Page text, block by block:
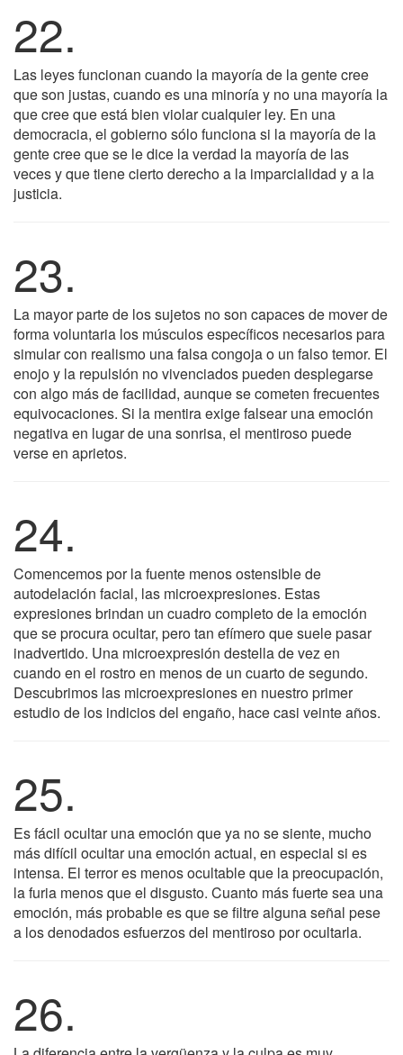
22.
Las leyes funcionan cuando la mayoría de la gente cree
que son justas, cuando es una minoría y no una mayoría la
que cree que está bien violar cualquier ley. En una
democracia, el gobierno sólo funciona si la mayoría de la
gente cree que se le dice la verdad la mayoría de las
veces y que tiene cierto derecho a la imparcialidad y a la
justicia.
23.
La mayor parte de los sujetos no son capaces de mover de
forma voluntaria los músculos específicos necesarios para
simular con realismo una falsa congoja o un falso temor. El
enojo y la repulsión no vivenciados pueden desplegarse
con algo más de facilidad, aunque se cometen frecuentes
equivocaciones. Si la mentira exige falsear una emoción
negativa en lugar de una sonrisa, el mentiroso puede
verse en aprietos.
24.
Comencemos por la fuente menos ostensible de
autodelación facial, las microexpresiones. Estas
expresiones brindan un cuadro completo de la emoción
que se procura ocultar, pero tan efímero que suele pasar
inadvertido. Una microexpresión destella de vez en
cuando en el rostro en menos de un cuarto de segundo.
Descubrimos las microexpresiones en nuestro primer
estudio de los indicios del engaño, hace casi veinte años.
25.
Es fácil ocultar una emoción que ya no se siente, mucho
más difícil ocultar una emoción actual, en especial si es
intensa. El terror es menos ocultable que la preocupación,
la furia menos que el disgusto. Cuanto más fuerte sea una
emoción, más probable es que se filtre alguna señal pese
a los denodados esfuerzos del mentiroso por ocultarla.
26.